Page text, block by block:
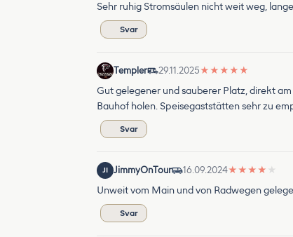
Sehr ruhig Stromsäulen nicht weit weg,
Svar
Templer 29.11.2025★ ★ ★ ★ ★
Gut gelegener und sauberer Platz, direkt
Bauhof holen. Speisegaststätten sehr zu
Svar
JI JimmyOnTour 16.09.2024★ ★ ★ ★ ★
Unweit vom Main und von Radwegen
Svar